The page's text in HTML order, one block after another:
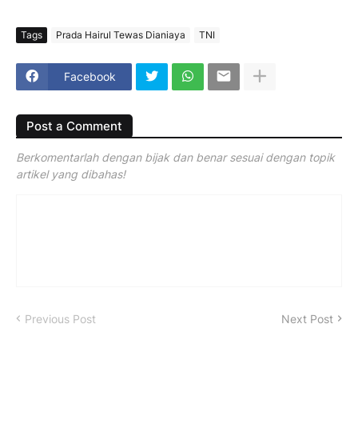
Tags Prada Hairul Tewas Dianiaya TNI
Facebook
Post a Comment
Berkomentarlah dengan bijak dan benar sesuai dengan topik
artikel yang dibahas!
Previous Post Next Post